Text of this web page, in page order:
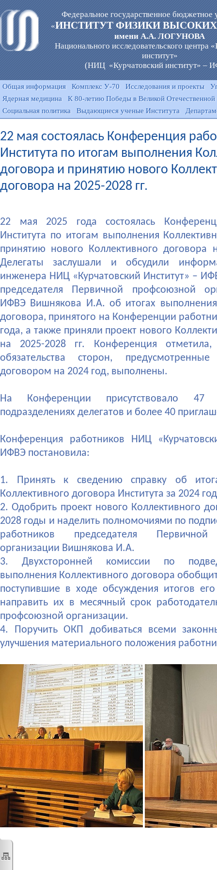
Федеральное государственное бюджетное
«ИНСТИТУТ ФИЗИКИ
имени А.А. ЛОГУНОВА
Национального исследовательского центра
институт»
(НИЦ «Курчатовский институт» –
Общая информация Комплекс У-70 Исследования и проекты
Ядерная медицина
К 80-летию Победы в Великой Отечественной
Социальная политика
Выдающиеся ученые Института
22 мая состоялась Конференция
Института по итогам выполнения
договора и принятию нового
договора на 2025-2028 гг.
22 мая 2025 года состоялась
Института по итогам выполнения
принятию нового Коллективного договора
Делегаты заслушали и обсудили
инженера НИЦ «Курчатовский Институт» –
председателя Первичной профсоюзной
ИФВЭ Вишнякова И.А. об итогах выполнения
договора, принятого на Конференции
года, а также приняли проект нового
на 2025-2028 гг. Конференция
обязательства сторон,
договором на 2024 год, выполнены.
На Конференции присутствовало
подразделениях делегатов и более 40
Конференция работников НИЦ
ИФВЭ постановила:
1. Принять к сведению справку об
Коллективного договора Института за 2024
2. Одобрить проект нового Коллективного
2028 годы и наделить полномочиями по
работников председателя
организации Вишнякова И.А.
3. Двухсторонней комиссии по
выполнения Коллективного договора
поступившие в ходе обсуждения итогов
направить их в месячный срок
профсоюзной организации.
4. Поручить ОКП добиваться всеми
улучшения материального положения